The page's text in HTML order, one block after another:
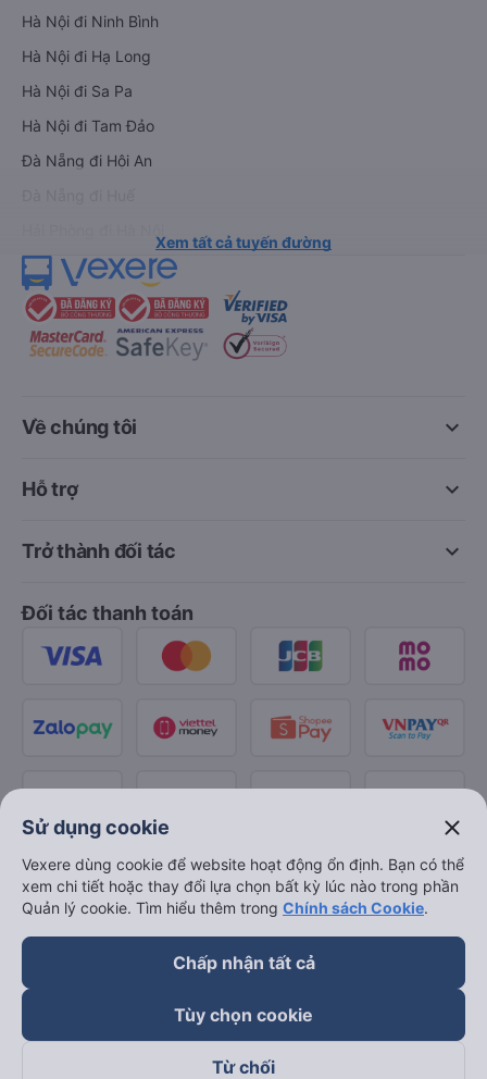
Hà Nội đi Ninh Bình
Hà Nội đi Hạ Long
Hà Nội đi Sa Pa
Hà Nội đi Tam Đảo
Đà Nẵng đi Hội An
Xem tất cả tuyến đường
keyboard_arrow_down
Về chúng tôi
keyboard_arrow_down
Hỗ trợ
keyboard_arrow_down
Trở thành đối tác
Đối tác thanh toán
Sử dụng cookie close
Vexere dùng cookie để website hoạt động ổn định. Bạn có thể
xem chi tiết hoặc thay đổi lựa chọn bất kỳ lúc nào trong phần
Quản lý cookie. Tìm hiểu thêm trong Chính sách Cookie.
Chấp nhận tất cả
Tùy chọn cookie
Từ chối